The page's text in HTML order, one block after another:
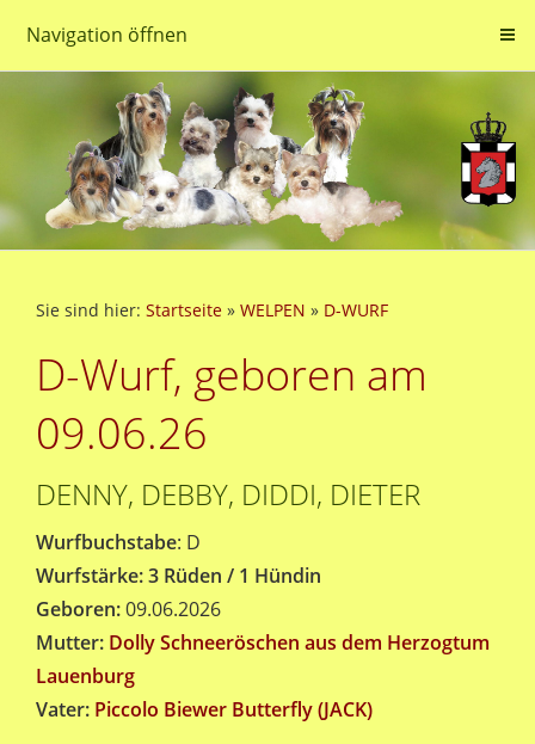
Navigation öffnen
Sie sind hier: Startseite » WELPEN » D-WURF
D-Wurf, geboren am
09.06.26
DENNY, DEBBY, DIDDI, DIETER
Wurfbuchstabe: D
Wurfstärke: 3 Rüden / 1 Hündin
Geboren:09.06.2026
Mutter: Dolly Schneeröschen aus dem Herzogtum
Lauenburg
Vater: Piccolo Biewer Butterfly (JACK)